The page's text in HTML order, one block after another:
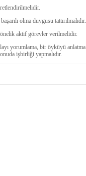
olma duygusu tattırılmalıdır.
aktif görevler verilmelidir.
yorumlama, bir öyküyü anlatma
işbirliği yapmalıdır.